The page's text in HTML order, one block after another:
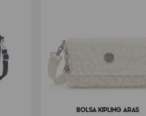
BOLSA KIPLING ARAS